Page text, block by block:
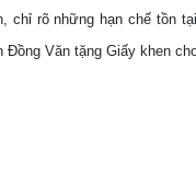
chỉ rõ những hạn chế tồn
Đồng Văn tặng Giấy khen